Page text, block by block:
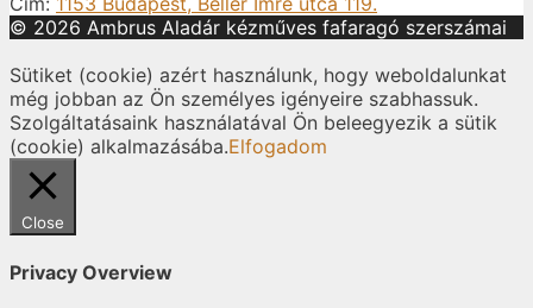
© 2026 Ambrus Aladár kézműves fafaragó szerszámai
Sütiket (cookie) azért használunk, hogy weboldalunkat
még jobban az Ön személyes igényeire szabhassuk.
Szolgáltatásaink használatával Ön beleegyezik a sütik
(cookie) alkalmazásába.Elfogadom
Close
Privacy Overview